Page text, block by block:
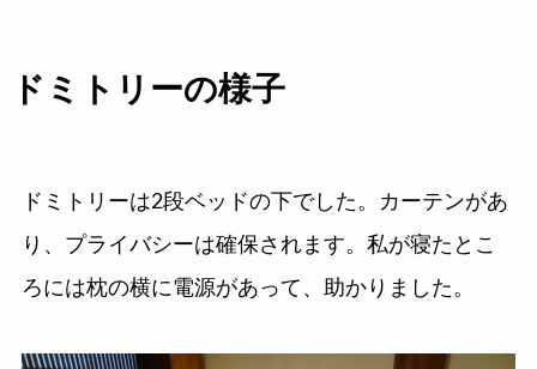
ドミトリーの様子
ドミトリーは2段ベッドの下でした。カーテンがあ
り、プライバシーは確保されます。私が寝たとこ
ろには枕の横に電源があって、助かりました。